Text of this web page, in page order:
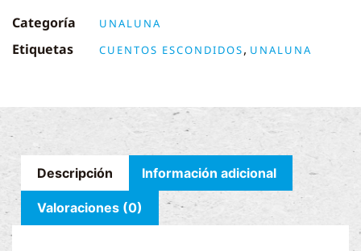
Categoría UNALUNA
Etiquetas CUENTOS ESCONDIDOS, UNALUNA
Descripción Información adicional
Valoraciones (0)